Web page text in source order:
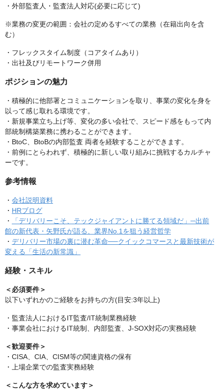
・外部監査人・監査法人対応(必要に応じて)
※業務の変更の範囲：会社の定めるすべての業務（在籍出向を含
む）
・フレックスタイム制度（コアタイムあり）
・出社及びリモートワーク併用
ポジションの魅力
・積極的に他部署とコミュニケーションを取り、事業の変化を身を
以って感じ取れる環境です。
・新規事業立ち上げ等、変化の多い会社で、スピード感をもって内
部統制構築業務に携わることができます。
・BtoC、BtoBの内部監査 両者を経験することができます。
・前例にとらわれず、積極的に新しい取り組みに挑戦するカルチャ
ーです。
参考情報
・ 会社説明資料
・ HRブログ
・
「デリバリーこそ、テックジャイアントに勝てる領域だ」─出前
館の新代表・矢野氏が語る、業界No.1を狙う経営哲学
・ デリバリー市場の裏に潜む革命──クイックコマースと最新技術が
変える「生活の新常識」
経験・スキル
＜必須要件＞
以下いずれかのご経験をお持ちの方(目安:3年以上)
・監査法人におけるIT監査/IT統制業務経験
・事業会社におけるIT統制、内部監査、J-SOX対応の実務経験
＜歓迎要件＞
・CISA、CIA、CISM等の関連資格の保有
・上場企業での監査実務経験
＜こんな方を求めています＞